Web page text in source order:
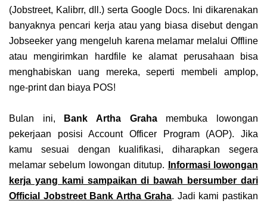
(Jobstreet, Kalibrr, dll.) serta Google Docs. Ini dikarenakan
banyaknya pencari kerja atau yang biasa disebut dengan
Jobseeker yang mengeluh karena melamar melalui Offline
atau mengirimkan hardfile ke alamat perusahaan bisa
menghabiskan uang mereka, seperti membeli amplop,
nge-print dan biaya POS!
Bulan ini, Bank Artha Grahamembuka lowongan
pekerjaan posisi Account Officer Program (AOP). Jika
kamu sesuai dengan kualifikasi, diharapkan segera
melamar sebelum lowongan ditutup.
Informasi lowongan
kerja yang kami sampaikan di bawah bersumber dari
Official Jobstreet Bank Artha Graha. Jadi kami pastikan